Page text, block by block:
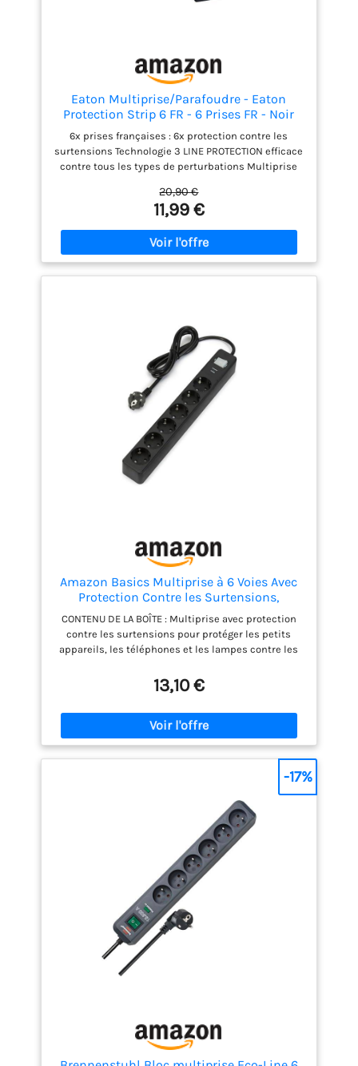
Eaton Multiprise/Parafoudre - Eaton
Protection Strip 6 FR - 6 Prises FR - Noir
(PS6F)
6x prises françaises : 6x protection contre les
surtensions Technologie 3 LINE PROTECTION efficace
contre tous les types de perturbations Multiprise
protection (LED) Couverture d'assurance jusqu'à
20.000 € (pays de l’UE) 24 mois de garantie eaton
20,90 €
11,99 €
Amazon Basics Multiprise à 6 Voies Avec
Protection Contre les Surtensions,
Rallonge de Multiprise, Volets de Sécurité,
Câble de 1,4m, 6 Prises, 600J, Noir
CONTENU DE LA BOÎTE : Multiprise avec protection
contre les surtensions pour protéger les petits
appareils, les téléphones et les lampes contre les
PRISES : 6 prises par multiprise avec volets de
sécurité intégrés PROTECTION CONTRE LES
SURTENSIONS : Protection contre les surtensions 3
lignes, 600 joules ; le voyant LED rouge indique que
la protection contre les surtensions est activée
SÉCURITÉ RENFORCÉE : disjoncteur 16 ampères et
volets de sécurité sur toutes les prises pour une
UTILISER : Interrupteur marche/arrêt et fentes de
fixation murale à l’arrière
13,10 €
-17%